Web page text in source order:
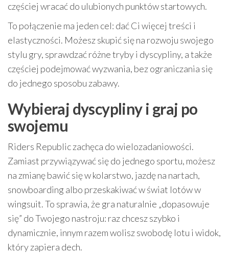
częściej wracać do ulubionych punktów startowych.
To połączenie ma jeden cel: dać Ci więcej treści i
elastyczności. Możesz skupić się na rozwoju swojego
stylu gry, sprawdzać różne tryby i dyscypliny, a także
częściej podejmować wyzwania, bez ograniczania się
do jednego sposobu zabawy.
Wybieraj dyscypliny i graj po
swojemu
Riders Republic zachęca do wielozadaniowości.
Zamiast przywiązywać się do jednego sportu, możesz
na zmianę bawić się w kolarstwo, jazdę na nartach,
snowboarding albo przeskakiwać w świat lotów w
wingsuit. To sprawia, że gra naturalnie „dopasowuje
się” do Twojego nastroju: raz chcesz szybko i
dynamicznie, innym razem wolisz swobodę lotu i widok,
który zapiera dech.